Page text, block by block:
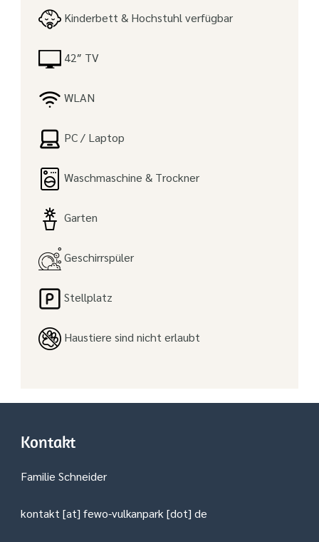
Kinderbett & Hochstuhl verfügbar
42″ TV
WLAN
PC / Laptop
Waschmaschine & Trockner
Garten
Geschirrspüler
Stellplatz
Haustiere sind nicht erlaubt
Kontakt
Familie Schneider
kontakt [at] fewo-vulkanpark [dot] de